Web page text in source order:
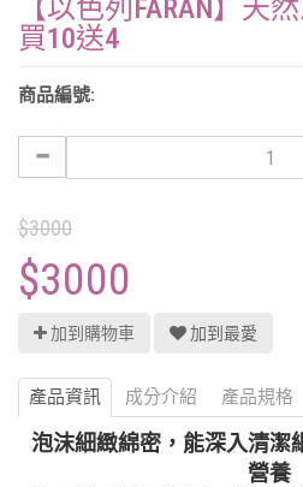
【以色列FARAN】天
買10送4
商品編號:
$3000
$3000
加到購物車 加到最愛
產品資訊 成分介紹 產品規格
泡沫細緻綿密，能深入清潔
營養